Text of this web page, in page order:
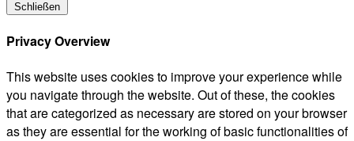
Schließen
Privacy Overview
This website uses cookies to improve your experience while
you navigate through the website. Out of these, the cookies
that are categorized as necessary are stored on your browser
as they are essential for the working of basic functionalities of